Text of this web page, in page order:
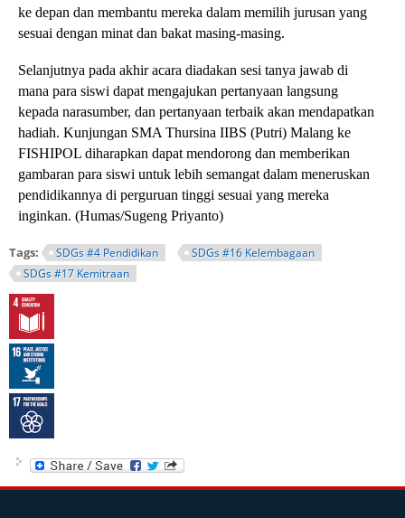
ke depan dan membantu mereka dalam memilih jurusan yang
sesuai dengan minat dan bakat masing-masing.
Selanjutnya pada akhir acara diadakan sesi tanya jawab di
mana para siswi dapat mengajukan pertanyaan langsung
kepada narasumber, dan pertanyaan terbaik akan mendapatkan
hadiah. Kunjungan SMA Thursina IIBS (Putri) Malang ke
FISHIPOL diharapkan dapat mendorong dan memberikan
gambaran para siswi untuk lebih semangat dalam meneruskan
pendidikannya di perguruan tinggi sesuai yang mereka
inginkan. (Humas/Sugeng Priyanto)
Tags: SDGs #4 Pendidikan
SDGs #16 Kelembagaan
SDGs #17 Kemitraan